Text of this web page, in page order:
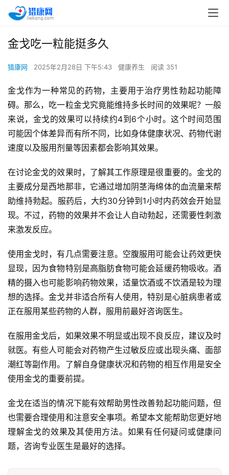
金戈吃一粒能挺多久
猎康网 2025年2月28日 下午5:43 健康养生 阅读 351
金戈作为一种常见的药物，主要用于治疗男性勃起功能障
碍。那么，吃一粒金戈究竟能维持多长时间的效果呢？一般
来说，金戈的效果可以持续约4到6个小时。这个时间范围
可能因个体差异而有所不同，比如身体健康状况、药物代谢
速度以及服用剂量等因素都会影响其效果。
在讨论金戈的效果时，了解其工作原理是很重要的。金戈的
主要成分是西地那非，它通过增加阴茎海绵体的血流量来帮
助维持勃起。服药后，大约30分钟到1小时内药效会开始显
现。不过，药物的效果并不会让人自动勃起，还需要性刺激
来激发反应。
使用金戈时，有几点需要注意。空腹服用可能会让药效更快
显现，因为食物特别是高脂肪食物可能会延缓药物吸收。酒
精的摄入也可能影响药物效果，适量饮酒或不饮酒是较为理
想的选择。金戈并非适合所有人使用，特别是心脏病患者或
正在服用某些药物的人群，服用前最好咨询医生。
在服用金戈后，如果效果不明显或出现不良反应，建议及时
就医。有些人可能会对药物产生过敏反应或出现头痛、面部
潮红等副作用。了解自身健康状况和药物的相互作用是安全
使用金戈的重要前提。
金戈在适当的情况下能有效帮助男性改善勃起功能问题，但
也需要合理使用和注意安全事项。希望本文能帮助您更好地
理解金戈的效果及其使用方法。如果有任何疑问或健康问
题，咨询专业医生是最好的选择。